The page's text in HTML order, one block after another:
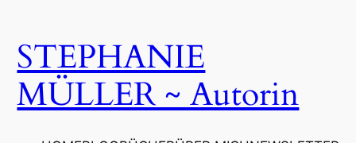
springen
STEPHANIE
MÜLLER ~ Autorin